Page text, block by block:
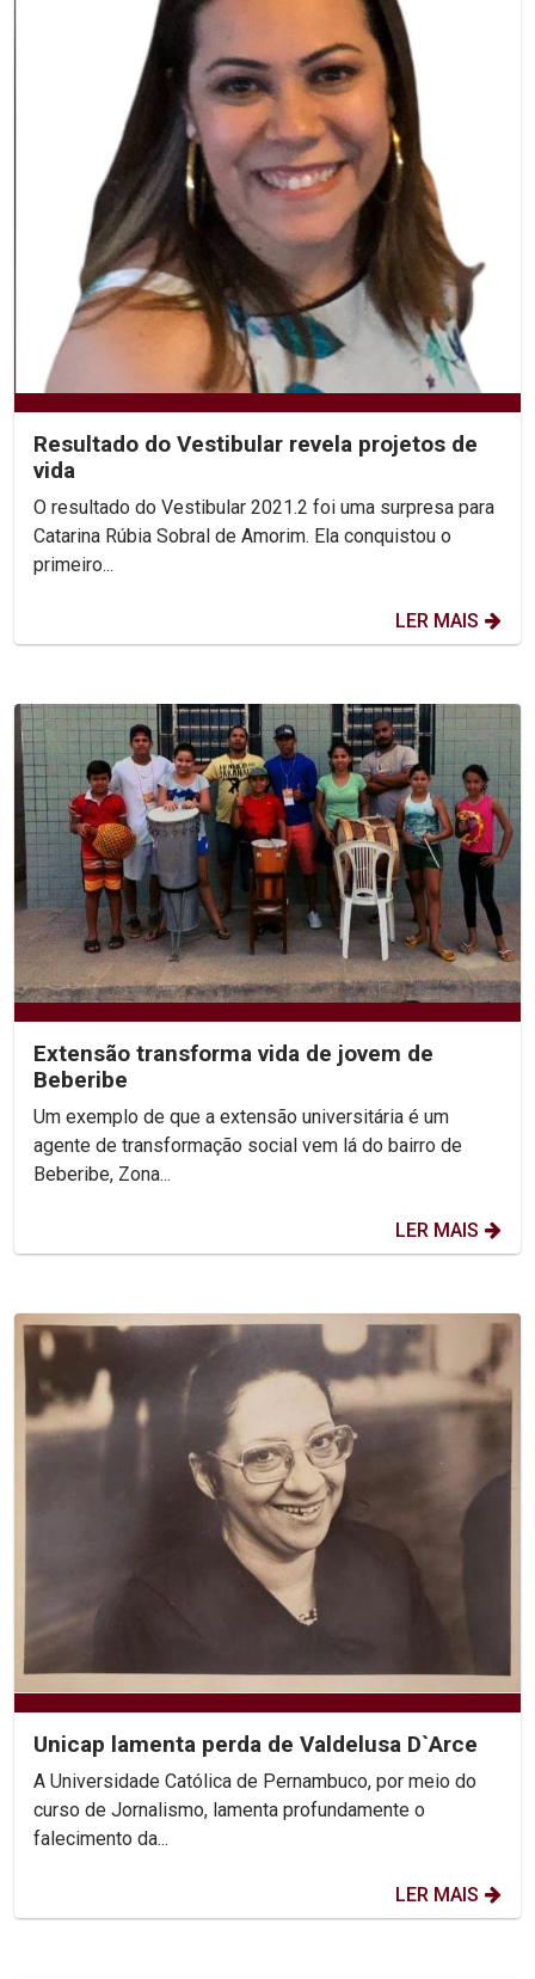
Resultado do Vestibular revela projetos de
vida
O resultado do Vestibular 2021.2 foi uma surpresa para
Catarina Rúbia Sobral de Amorim. Ela conquistou o
primeiro...
LER MAIS
Extensão transforma vida de jovem de
Beberibe
Um exemplo de que a extensão universitária é um
agente de transformação social vem lá do bairro de
Beberibe, Zona...
LER MAIS
Unicap lamenta perda de Valdelusa D`Arce
A Universidade Católica de Pernambuco, por meio do
curso de Jornalismo, lamenta profundamente o
falecimento da...
LER MAIS